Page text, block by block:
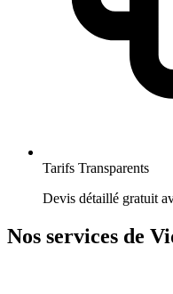
Tarifs Transparents
Devis détaillé gratuit
Nos services de